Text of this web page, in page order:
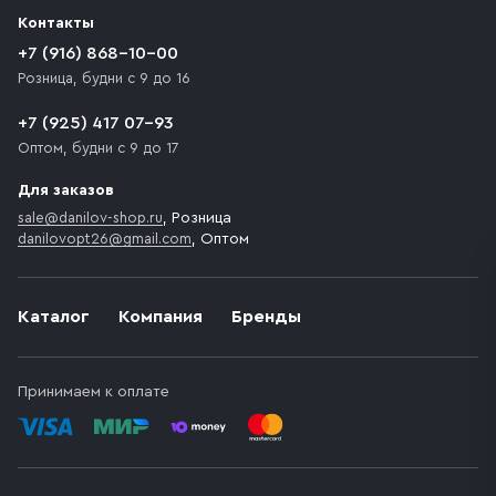
движения. Если на территории места назначения
доставки предусмотрен платный въезд, то Покупателю
необходимо компенсировать стоимость въезда
Каталог Компания Бренды
Принимаем к оплате
Контакты
+7 (916) 868-10-00
Розница, будни с 9 до 16
+7 (925) 417 07-93
Оптом, будни с 9 до 17
Для заказов
sale@danilov-shop.ru, Розница
danilovopt26@gmail.com, Оптом